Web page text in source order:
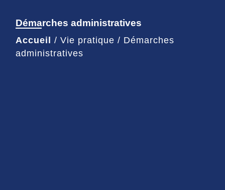
Démarches administratives
Accueil / Vie pratique / Démarches
administratives